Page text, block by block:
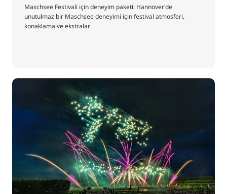
Maschsee Festivali için deneyim paketi: Hannover'de
unutulmaz bir Maschsee deneyimi için festival atmosferi,
konaklama ve ekstralar.